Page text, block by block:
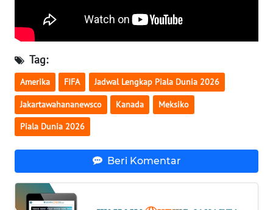
Tag:
Amerika FIFA Jadwal Lengkap Piala Dunia 2026
Jakartawahananewsco Kanada Meksiko
Piala Dunia 2026
Beri Komentar
JOGJA
WN
JATIM
WN
BALI
KALTENG